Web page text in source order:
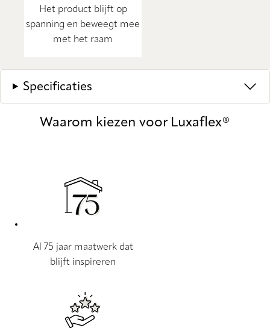
Het product blijft op
spanning en beweegt mee
met het raam
Specificaties
Waarom kiezen voor Luxaflex®
Al 75 jaar maatwerk dat
blijft inspireren